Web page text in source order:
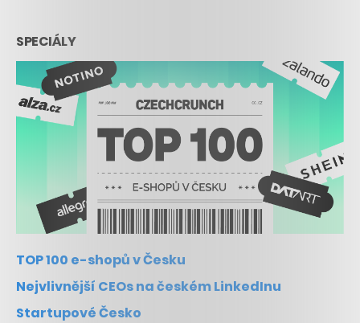
SPECIÁLY
TOP 100 e-shopů v Česku
Nejvlivnější CEOs na českém LinkedInu
Startupové Česko